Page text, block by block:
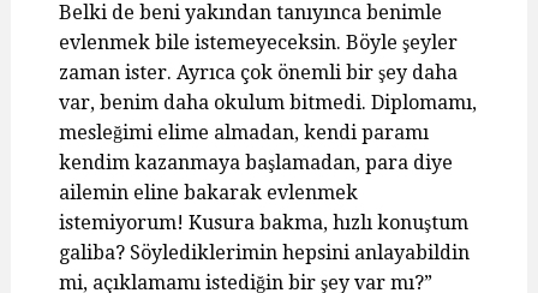
Belki de beni yakından tanıyınca benimle
evlenmek bile istemeyeceksin. Böyle şeyler
zaman ister. Ayrıca çok önemli bir şey daha
var, benim daha okulum bitmedi. Diplomamı,
mesleğimi elime almadan, kendi paramı
kendim kazanmaya başlamadan, para diye
ailemin eline bakarak evlenmek
istemiyorum! Kusura bakma, hızlı konuştum
galiba? Söylediklerimin hepsini anlayabildin
mi, açıklamamı istediğin bir şey var mı?”